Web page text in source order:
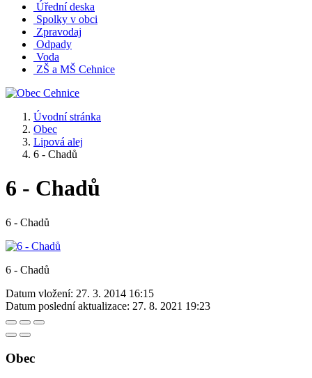
Úřední deska
Spolky v obci
Zpravodaj
Odpady
Voda
ZŠ a MŠ Cehnice
Úvodní stránka
Obec
Lipová alej
6 - Chadů
6 - Chadů
6 - Chadů
6 - Chadů
Datum vložení: 27. 3. 2014 16:15
Datum poslední aktualizace: 27. 8. 2021 19:23
Obec